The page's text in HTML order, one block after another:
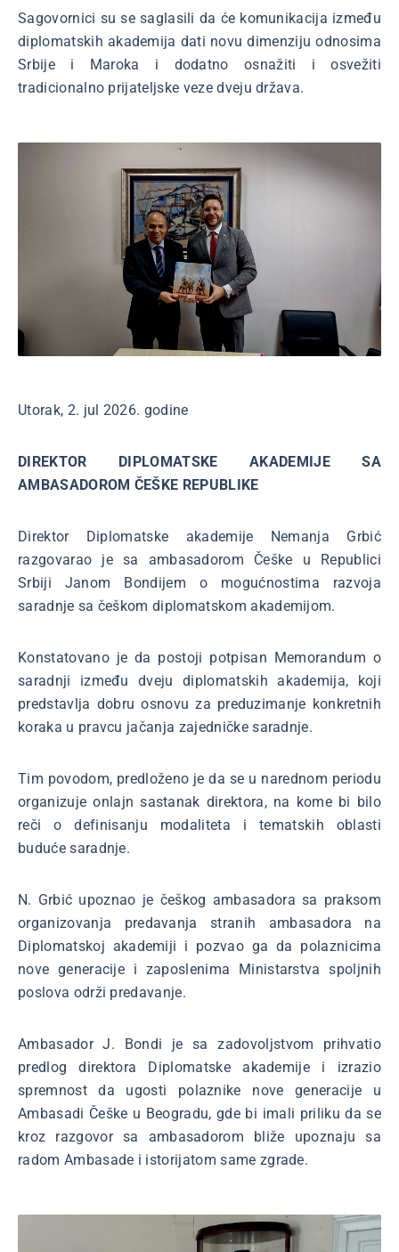
Sagovornici su se saglasili da će komunikacija između
diplomatskih akademija dati novu dimenziju odnosima
Srbije i Maroka i dodatno osnažiti i osvežiti
tradicionalno prijateljske veze dveju država.
Utorak, 2. jul 2026. godine
DIREKTOR DIPLOMATSKE AKADEMIJE SA
AMBASADOROM ČEŠKE REPUBLIKE
Direktor Diplomatske akademije Nemanja Grbić
razgovarao je sa ambasadorom Češke u Republici
Srbiji Janom Bondijem o mogućnostima razvoja
saradnje sa češkom diplomatskom akademijom.
Konstatovano je da postoji potpisan Memorandum o
saradnji između dveju diplomatskih akademija, koji
predstavlja dobru osnovu za preduzimanje konkretnih
koraka u pravcu jačanja zajedničke saradnje.
Tim povodom, predloženo je da se u narednom periodu
organizuje onlajn sastanak direktora, na kome bi bilo
reči o definisanju modaliteta i tematskih oblasti
buduće saradnje.
N. Grbić upoznao je češkog ambasadora sa praksom
organizovanja predavanja stranih ambasadora na
Diplomatskoj akademiji i pozvao ga da polaznicima
nove generacije i zaposlenima Ministarstva spoljnih
poslova održi predavanje.
Ambasador J. Bondi je sa zadovoljstvom prihvatio
predlog direktora Diplomatske akademije i izrazio
spremnost da ugosti polaznike nove generacije u
Ambasadi Češke u Beogradu, gde bi imali priliku da se
kroz razgovor sa ambasadorom bliže upoznaju sa
radom Ambasade i istorijatom same zgrade.